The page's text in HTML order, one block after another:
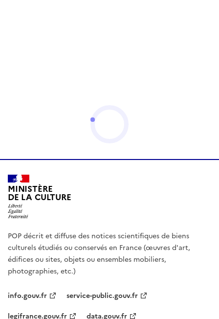
MINISTÈRE
DE LA CULTURE
POP décrit et diffuse des notices scientifiques de biens
culturels étudiés ou conservés en France (œuvres d'art,
édifices ou sites, objets ou ensembles mobiliers,
photographies, etc.)
info.gouv.fr
service-public.gouv.fr
legifrance.gouv.fr
data.gouv.fr